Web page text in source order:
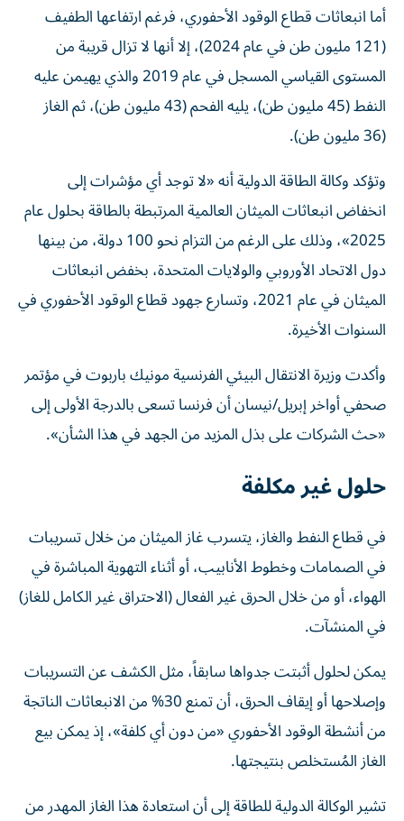
أما انبعاثات قطاع الوقود الأحفوري، فرغم ارتفاعها الطفيف
(121 مليون طن في عام 2024)، إلا أنها لا تزال قريبة من
المستوى القياسي المسجل في عام 2019 والذي يهيمن عليه
النفط (45 مليون طن)، يليه الفحم (43 مليون طن)، ثم الغاز
(36 مليون طن).
وتؤكد وكالة الطاقة الدولية أنه «لا توجد أي مؤشرات إلى
انخفاض انبعاثات الميثان العالمية المرتبطة بالطاقة بحلول عام
2025»، وذلك على الرغم من التزام نحو 100 دولة، من بينها
دول الاتحاد الأوروبي والولايات المتحدة، بخفض انبعاثات
الميثان في عام 2021، وتسارع جهود قطاع الوقود الأحفوري في
السنوات الأخيرة.
وأكدت وزيرة الانتقال البيئي الفرنسية مونيك باربوت في مؤتمر
صحفي أواخر إبريل/نيسان أن فرنسا تسعى بالدرجة الأولى إلى
«حث الشركات على بذل المزيد من الجهد في هذا الشأن».
حلول غير مكلفة
في قطاع النفط والغاز، يتسرب غاز الميثان من خلال تسريبات
في الصمامات وخطوط الأنابيب، أو أثناء التهوية المباشرة في
الهواء، أو من خلال الحرق غير الفعال (الاحتراق غير الكامل للغاز)
في المنشآت.
يمكن لحلول أثبتت جدواها سابقاً، مثل الكشف عن التسريبات
وإصلاحها أو إيقاف الحرق، أن تمنع 30% من الانبعاثات الناتجة
من أنشطة الوقود الأحفوري «من دون أي كلفة»، إذ يمكن بيع
الغاز المُستخلص بنتيجتها.
تشير الوكالة الدولية للطاقة إلى أن استعادة هذا الغاز المهدر من